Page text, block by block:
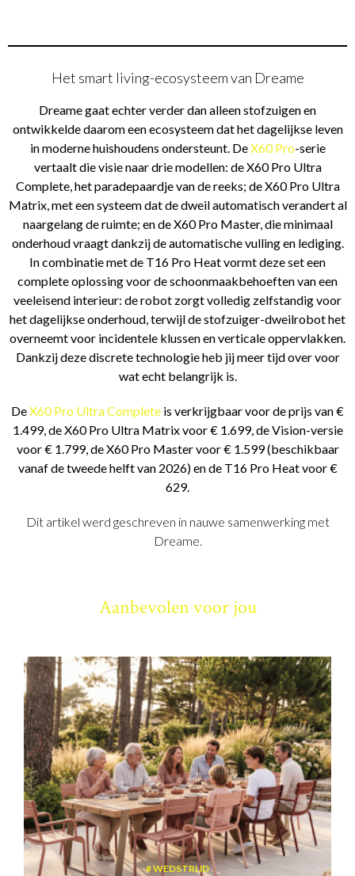
Het smart living-ecosysteem van Dreame
Dreame gaat echter verder dan alleen stofzuigen en
ontwikkelde daarom een ecosysteem dat het dagelijkse leven
in moderne huishoudens ondersteunt. DeX60 Pro-serie
vertaalt die visie naar drie modellen: de X60 Pro Ultra
Complete, het paradepaardje van de reeks; de X60 Pro Ultra
Matrix, met een systeem dat de dweil automatisch verandert al
naargelang de ruimte; en de X60 Pro Master, die minimaal
onderhoud vraagt dankzij de automatische vulling en lediging.
In combinatie met de T16 Pro Heat vormt deze set een
complete oplossing voor de schoonmaakbehoeften van een
veeleisend interieur: de robot zorgt volledig zelfstandig voor
het dagelijkse onderhoud, terwijl de stofzuiger-dweilrobot het
overneemt voor incidentele klussen en verticale oppervlakken.
Dankzij deze discrete technologie heb jij meer tijd over voor
wat echt belangrijk is.
DeX60 Pro Ultra Complete is verkrijgbaar voor de prijs van €
1.499, de X60 Pro Ultra Matrix voor € 1.699, de Vision-versie
voor € 1.799, de X60 Pro Master voor € 1.599 (beschikbaar
vanaf de tweede helft van 2026) en de T16 Pro Heat voor €
629.
Dit artikel werd geschreven in nauwe samenwerking met
Dreame.
Aanbevolen voor jou
WEDSTRIJD